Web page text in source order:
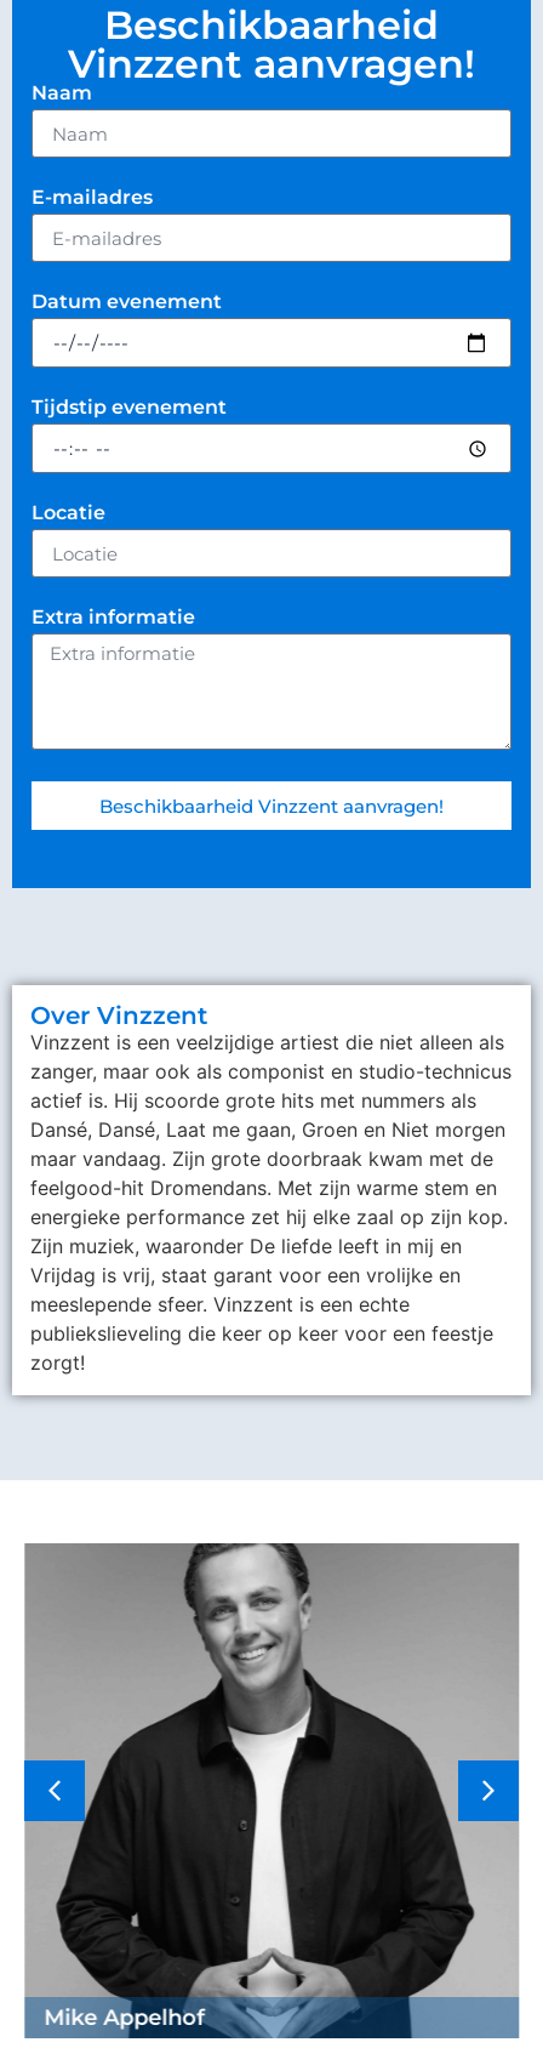
Beschikbaarheid
Vinzzent aanvragen!
Naam
E-mailadres
Datum evenement
Tijdstip evenement
Locatie
Extra informatie
Beschikbaarheid Vinzzent aanvragen!
Over Vinzzent
Vinzzent is een veelzijdige artiest die niet alleen als
zanger, maar ook als componist en studio-technicus
actief is. Hij scoorde grote hits met nummers als
Dansé, Dansé, Laat me gaan, Groen en Niet morgen
maar vandaag. Zijn grote doorbraak kwam met de
feelgood-hit Dromendans. Met zijn warme stem en
energieke performance zet hij elke zaal op zijn kop.
Zijn muziek, waaronder De liefde leeft in mij en
Vrijdag is vrij, staat garant voor een vrolijke en
meeslepende sfeer. Vinzzent is een echte
publiekslieveling die keer op keer voor een feestje
zorgt!
Mike Appelhof